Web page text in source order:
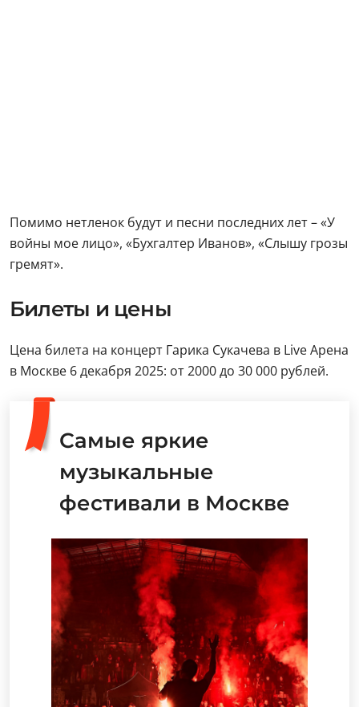
Помимо нетленок будут и песни последних лет – «У
войны мое лицо», «Бухгалтер Иванов», «Слышу грозы
гремят».
Билеты и цены
Цена билета на концерт Гарика Сукачева в Live Арена
в Москве 6 декабря 2025: от 2000 до 30 000 рублей.
Самые яркие
музыкальные
фестивали в Москве